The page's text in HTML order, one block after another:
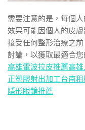
需要注意的是，每個
效果可能因個人的皮
接受任何整形治療之
討論，以獲取最適合您
高雄電波拉皮推薦高雄
正塑膠射出加工台南
隱形眼鏡推薦